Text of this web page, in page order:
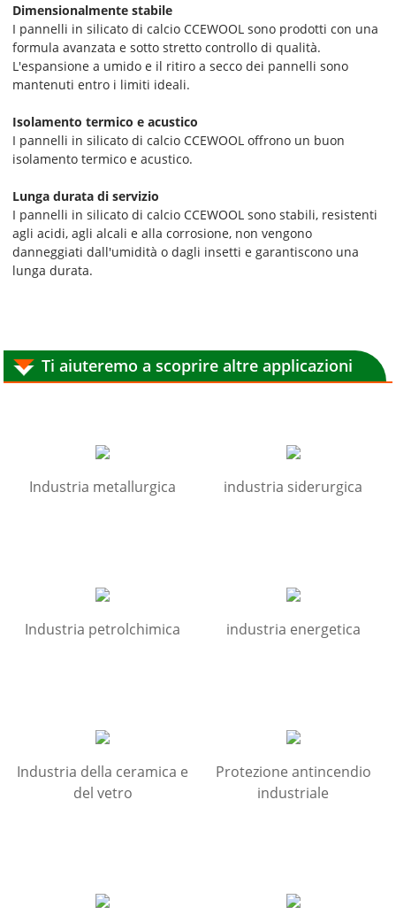
Dimensionalmente stabile
I pannelli in silicato di calcio CCEWOOL sono prodotti con una
formula avanzata e sotto stretto controllo di qualità.
L'espansione a umido e il ritiro a secco dei pannelli sono
mantenuti entro i limiti ideali.
Isolamento termico e acustico
I pannelli in silicato di calcio CCEWOOL offrono un buon
isolamento termico e acustico.
Lunga durata di servizio
I pannelli in silicato di calcio CCEWOOL sono stabili, resistenti
agli acidi, agli alcali e alla corrosione, non vengono
danneggiati dall'umidità o dagli insetti e garantiscono una
lunga durata.
Ti aiuteremo a scoprire altre applicazioni
Industria metallurgica industria siderurgica
Industria petrolchimica industria energetica
Industria della ceramica e
del vetro
Protezione antincendio
industriale